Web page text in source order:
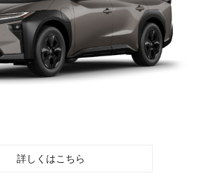
詳しくはこちら